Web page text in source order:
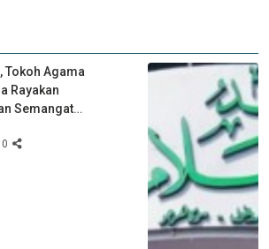
Tokoh Agama
Rayakan
Semangat
0